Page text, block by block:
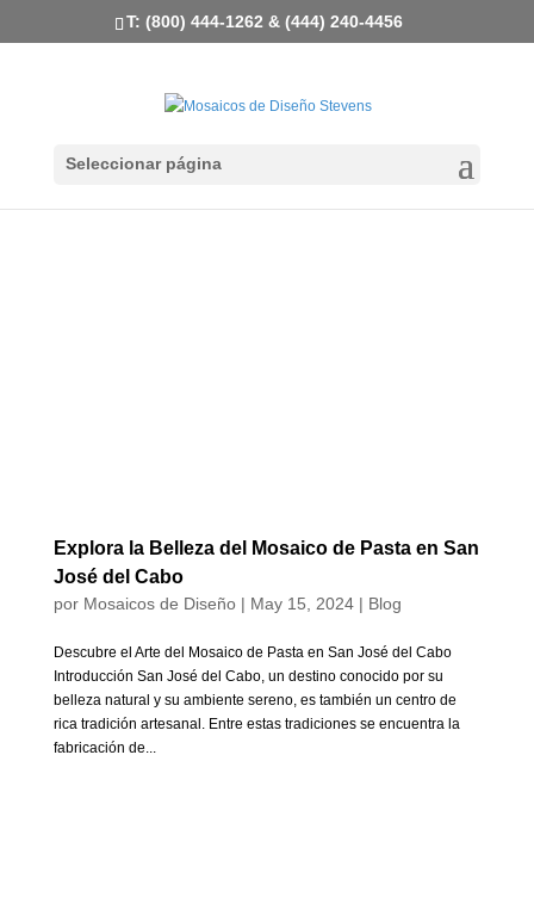
T: (800) 444-1262 & (444) 240-4456
Seleccionar página
Explora la Belleza del Mosaico de Pasta en San
José del Cabo
por Mosaicos de Diseño| May 15, 2024| Blog
Descubre el Arte del Mosaico de Pasta en San José del Cabo
Introducción San José del Cabo, un destino conocido por su
belleza natural y su ambiente sereno, es también un centro de
rica tradición artesanal. Entre estas tradiciones se encuentra la
fabricación de...